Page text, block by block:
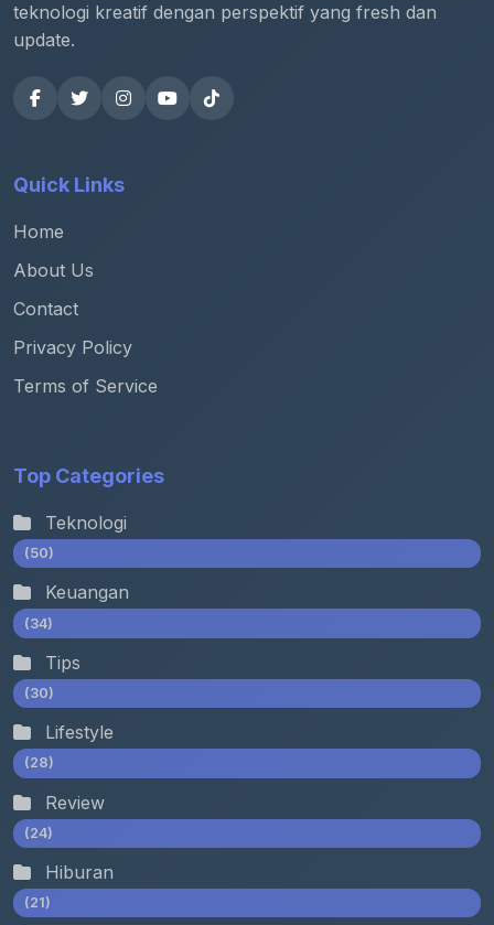
teknologi kreatif dengan perspektif yang fresh dan
update.
Quick Links
Home
About Us
Contact
Privacy Policy
Terms of Service
Top Categories
Teknologi
(50)
Keuangan
(34)
Tips
(30)
Lifestyle
(28)
Review
(24)
Hiburan
(21)